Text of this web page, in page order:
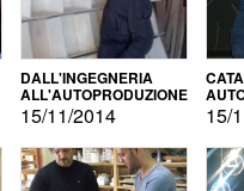
DALL'INGEGNERIA
ALL'AUTOPRODUZIONE
15/11/2014 15/